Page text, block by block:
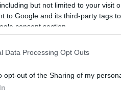
but not limited to your visit
to Google and its third-party tags
consent section.
Data Processing Opt Outs
opt-out of the Sharing of my